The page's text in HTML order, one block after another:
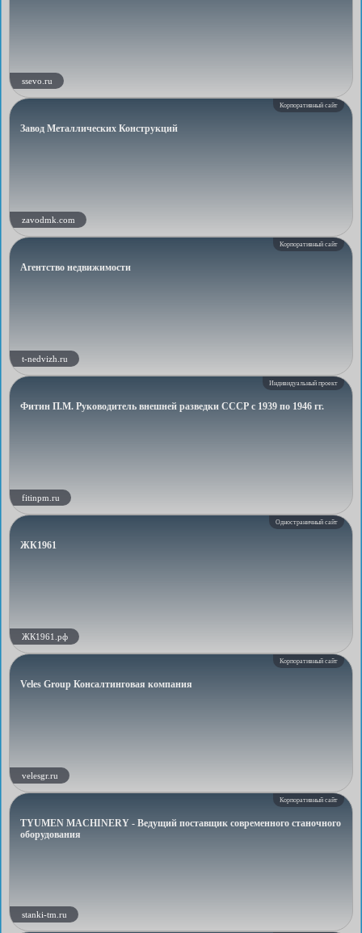
ssevo.ru
Корпоративный сайт
Завод Металлических Конструкций
zavodmk.com
Корпоративный сайт
Агентство недвижимости
t-nedvizh.ru
Индивидуальный проект
Фитин П.М. Руководитель внешней разведки СССР с 1939 по 1946 гг.
fitinpm.ru
Одностраничный сайт
ЖК1961
ЖК1961.рф
Корпоративный сайт
Veles Group Консалтинговая компания
velesgr.ru
Корпоративный сайт
TYUMEN MACHINERY - Ведущий поставщик современного станочного
оборудования
stanki-tm.ru